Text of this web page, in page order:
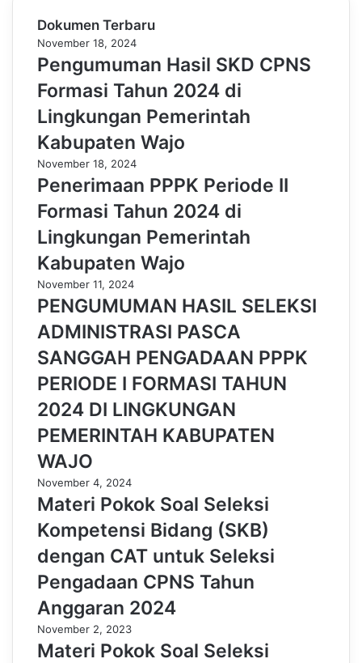
Dokumen Terbaru
November 18, 2024
Pengumuman Hasil SKD CPNS
Formasi Tahun 2024 di
Lingkungan Pemerintah
Kabupaten Wajo
November 18, 2024
Penerimaan PPPK Periode II
Formasi Tahun 2024 di
Lingkungan Pemerintah
Kabupaten Wajo
November 11, 2024
PENGUMUMAN HASIL SELEKSI
ADMINISTRASI PASCA
SANGGAH PENGADAAN PPPK
PERIODE I FORMASI TAHUN
2024 DI LINGKUNGAN
PEMERINTAH KABUPATEN
WAJO
November 4, 2024
Materi Pokok Soal Seleksi
Kompetensi Bidang (SKB)
dengan CAT untuk Seleksi
Pengadaan CPNS Tahun
Anggaran 2024
November 2, 2023
Materi Pokok Soal Seleksi